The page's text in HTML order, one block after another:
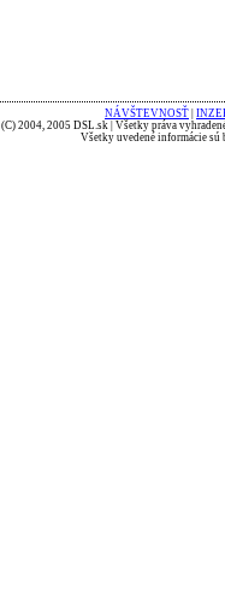
NÁVŠTEVNOSŤ
(C) 2004, 2005 DSL.sk | Všetky práva
Všetky uvedené informácie sú